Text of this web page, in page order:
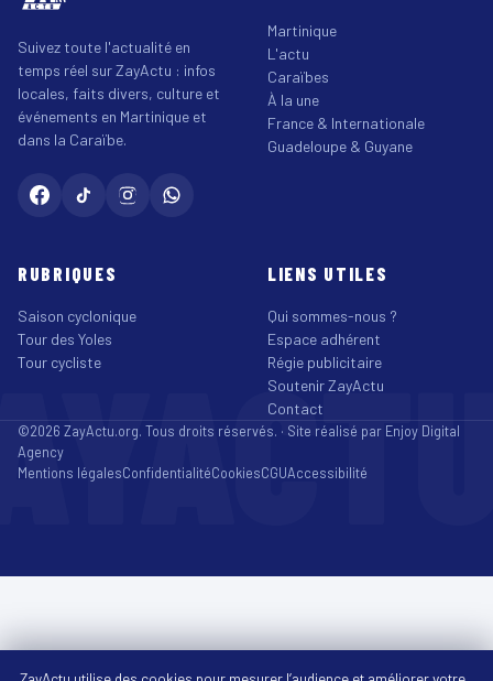
Suivez toute l'actualité en
temps réel sur ZayActu : infos
locales, faits divers, culture et
événements en Martinique et
dans la Caraïbe.
Martinique
L'actu
Caraïbes
À la une
France & Internationale
Guadeloupe & Guyane
RUBRIQUES
Saison cyclonique
Tour des Yoles
Tour cycliste
LIENS UTILES
Qui sommes-nous ?
Espace adhérent
Régie publicitaire
Soutenir ZayActu
Contact
©2026 ZayActu.org. Tous droits réservés. · Site réalisé par Enjoy Digital
Agency
Mentions légalesConfidentialitéCookiesCGUAccessibilité